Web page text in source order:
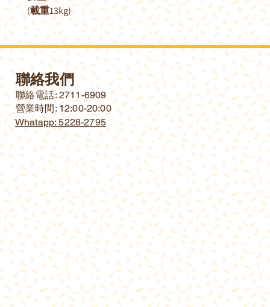
(載重13kg)
聯絡我們
​聯絡電話: 2711-6909
營業時間: 12:00-20:00
Whatapp: 5228-2795